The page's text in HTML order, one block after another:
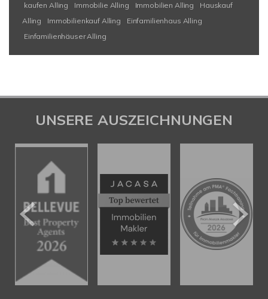
kaufen Alling
Immobilie Alling Immobilien Alling
Hauskauf
Alling
Immobilienkauf Alling
Einfamilienhaus Alling
Einfamilienhäuser Alling
UNSERE AUSZEICHNUNGEN